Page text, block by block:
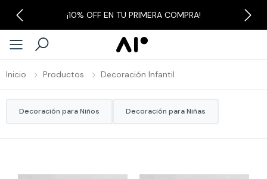
¡10% OFF EN TU PRIMERA COMPRA!
Previous Next
Inicio Productos Decoración Infantil
Decoración para Niños Decoración para Niñas